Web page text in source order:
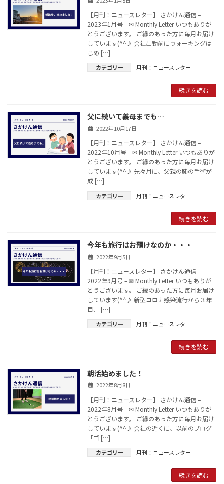
【月刊！ニュースレター】 さかけん通信 –
2023年1月号 – ✉ Monthly Letter いつもありが
とうございます。 ご縁のあった方に毎月お届け
しています(^^♪ 会社出勤前にウォーキングは
じめ […]
カテゴリー 月刊！ニュースレター
続きを読む
父に続いて義母までも…
2022年10月17日
【月刊！ニュースレター】 さかけん通信 –
2022年10月号 – ✉ Monthly Letter いつもありが
とうございます。 ご縁のあった方に毎月お届け
しています(^^♪ 先々月に、父親の肺の手術が
成 […]
カテゴリー 月刊！ニュースレター
続きを読む
今年も旅行はお預けなのか・・・
2022年9月5日
【月刊！ニュースレター】 さかけん通信 –
2022年9月号 – ✉ Monthly Letter いつもありが
とうございます。 ご縁のあった方に毎月お届け
しています(^^♪ 新型コロナ感染流行から３年
目、 […]
カテゴリー 月刊！ニュースレター
続きを読む
朝活始めました！
2022年8月8日
【月刊！ニュースレター】 さかけん通信 –
2022年8月号 – ✉ Monthly Letter いつもありが
とうございます。 ご縁のあった方に毎月お届け
しています(^^♪ 会社の近くに、以前のブログ
「ゴ […]
カテゴリー 月刊！ニュースレター
続きを読む